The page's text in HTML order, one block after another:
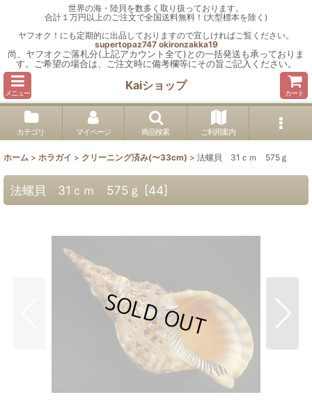
世界の海・陸貝を数多く取り扱っております。
合計１万円以上のご注文で全国送料無料！(大型標本を除く)
ヤフオク！にも定期的に出品しておりますので宜しければご覧ください。
supertopaz747 okironzakka19
尚、ヤフオクご落札分(上記アカウント全て)との一括発送も承っておりま
す。ご希望の場合は、ご注文時に備考欄等にその旨ご記入ください。
メニュー
Kaiショップ
カート
カテゴリ マイページ 商品検索 ご利用案内
ホーム > ホラガイ > クリーニング済み(〜33cm) > 法螺貝 31ｃｍ 575ｇ
法螺貝 31ｃｍ 575ｇ [44]